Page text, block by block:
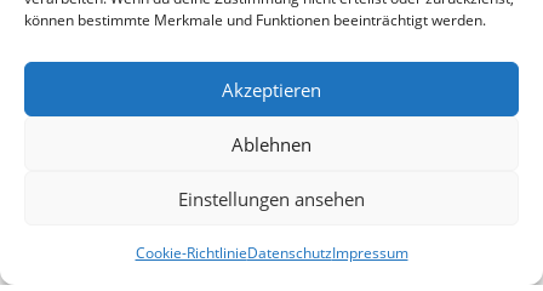
können bestimmte Merkmale und Funktionen beeinträchtigt werden.
Akzeptieren
Ablehnen
Einstellungen ansehen
Cookie-RichtlinieDatenschutzImpressum